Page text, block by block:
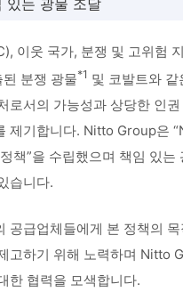
이웃 국가, 분쟁 및 고위험
분쟁 광물*1 및 코발트와 같
로서의 가능성과 상당한 인권
제기합니다. Nitto Group은
책”을 수립했으며 책임 있는
습니다.
공급업체들에게 본 정책의
고하기 위해 노력하며 Nitto
한 협력을 모색합니다.